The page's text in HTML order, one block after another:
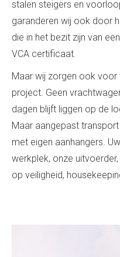
stalen steigers en
garanderen wij ook door
die in het bezit zijn van
VCA certificaat.
Maar wij zorgen ook voor
project. Geen
dagen blijft liggen op de
Maar aangepast
met eigen aanhangers.
werkplek, onze
op veiligheid,